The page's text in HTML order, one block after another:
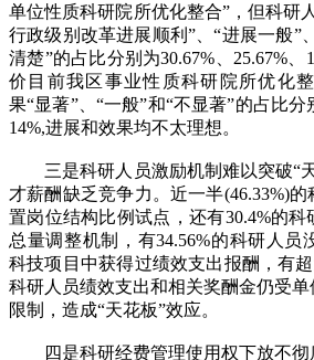
单位性质科研院所优化整合”，但科研
行政级别改革进展顺利”、“进展一般”
清楚”的占比分别为30.67%、25.67%、
价目前我区事业性质科研院所优化
果“显著”、“一般”和“不显著”的占比分
14%,进展和效果均不太理想。
三是科研人员激励机制难以突破“天
才薪酬缺乏竞争力。近一半(46.33%)
置岗位结构比例试点，还有30.4%的
总量调整机制，有34.56%的科研人员
科技项目中获得过绩效支出报酬，有
科研人员绩效支出和相关奖酬金仍受
限制，造成“天花板”效应。
四是科研经费管理使用权下放不彻